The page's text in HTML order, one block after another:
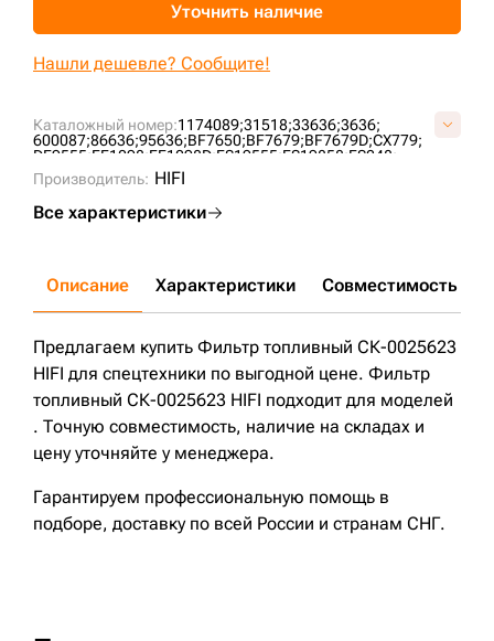
Каталожный номер:1174089;31518;33636;3636;
600087;86636;95636;BF7650;BF7679;BF7679D;CX779;
DF9555;FF1098;FF1098D;FS19555;FS19858;FS248;
FSW4150;
P550502;PS8322;
WF10087;WK8109;
Производитель: HIFI
Все характеристики
Уточнить наличие
Нашли дешевле? Сообщите!
Описание Характеристики Совместимость
Предлагаем купить Фильтр топливный СК-0025623
HIFI для спецтехники по выгодной цене. Фильтр
топливный СК-0025623 HIFI подходит для моделей
. Точную совместимость, наличие на складах и
цену уточняйте у менеджера.
Гарантируем профессиональную помощь в
подборе, доставку по всей России и странам СНГ.
+7 (499) 394-50-93